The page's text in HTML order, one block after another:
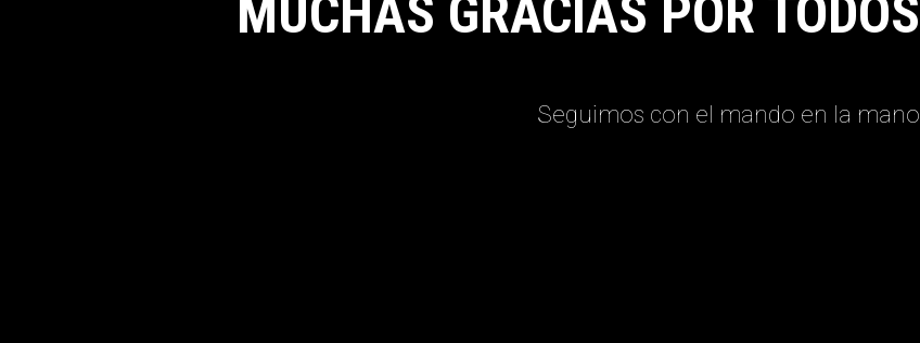
MUCHAS GRACIAS POR
Seguimos con el mando en la mano